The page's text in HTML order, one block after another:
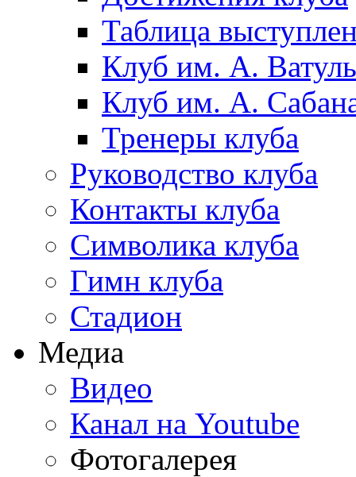
Таблица
Клуб им. А.
Клуб им. А.
Тренеры клуба
Руководство клуба
Контакты клуба
Символика клуба
Гимн клуба
Стадион
Медиа
Видео
Канал на Youtube
Фотогалерея